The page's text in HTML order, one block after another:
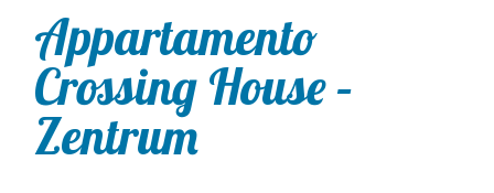
Appartamento
Crossing House –
Zentrum